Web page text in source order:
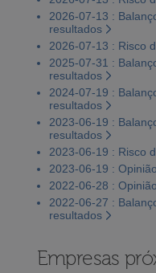
2026-07-13 :
resultados
2026-07-13 : Risco
2025-07-31 :
resultados
2024-07-19 :
resultados
2023-06-19 :
resultados
2023-06-19 : Risco
2023-06-19 :
2022-06-28 :
2022-06-27 :
resultados
Empresas